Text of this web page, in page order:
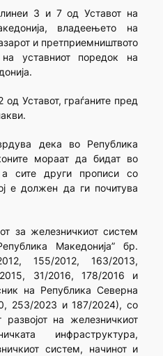
3 и 7 од Уставот на
владеењето на
и претприемништвото
уставниот поредок на
Уставот, граѓаните пред
дека во Република
мораат да бидат во
а сите други прописи со
е должен да ги почитува
за железничкиот систем
Македонија” бр.
155/2012, 163/2013,
31/2016, 178/2016 и
на Република Северна
253/2023 и 187/2024), со
на железничкиот
инфраструктура,
систем, начинот и